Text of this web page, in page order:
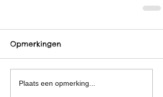
Opmerkingen
Plaats een opmerking...